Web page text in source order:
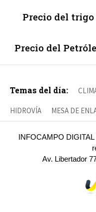
Precio del trigo
Precio del
Temas del día:
HIDROVÍA MESA DE
INFOCAMPO
Av. Libertador